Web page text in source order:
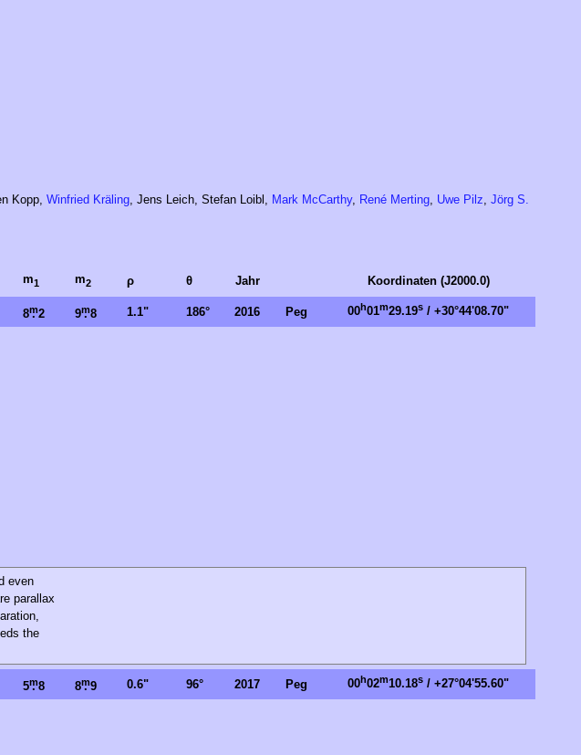
Kopp, Winfried Kräling, Jens Leich, Stefan Loibl, Mark McCarthy, René Merting, Uwe Pilz Jörg S.
m1 m2 ρ θ Jahr Koordinaten (J2000.0)
8m
. 2 9m
. 8 1.1" 186° 2016 Peg 00h01m29.19s / +30°44'08.70"
even
parallax
the
5m
. 8 8m
. 9 0.6" 96° 2017 Peg 00h02m10.18s / +27°04'55.60"